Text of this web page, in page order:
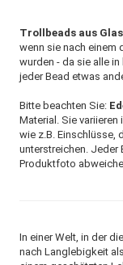
Trollbeads aus Glas
wenn sie nach einem
wurden - da sie alle
jeder Bead etwas
Bitte beachten Sie:
Material. Sie variieren
wie z.B. Einschlüsse,
unterstreichen. Jeder
Produktfoto
In einer Welt, in der
nach Langlebigkeit